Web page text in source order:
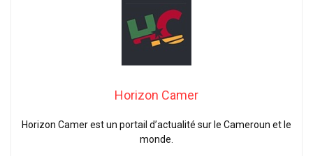
Horizon Camer
Horizon Camer est un portail d’actualité sur le Cameroun et le
monde.